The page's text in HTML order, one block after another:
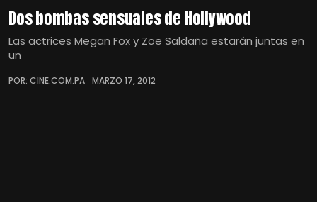
Dos bombas sensuales de Hollywood
Las actrices Megan Fox y Zoe Saldaña estarán juntas en
un
POR: CINE.COM.PA MARZO 17, 2012